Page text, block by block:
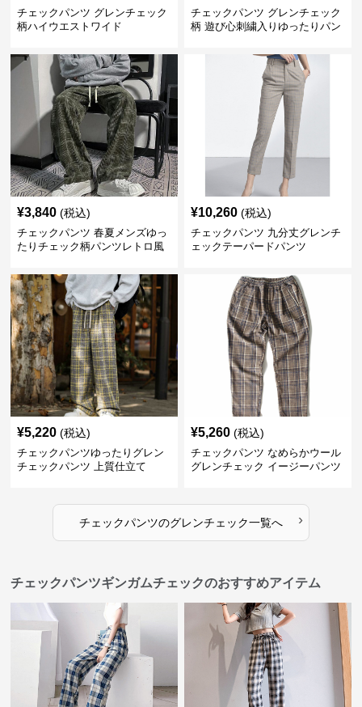
チェックパンツ グレンチェック
柄ハイウエストワイド
チェックパンツ グレンチェック
柄 遊び心刺繍入りゆったりパン
¥3,840 (税込)
チェックパンツ 春夏メンズゆっ
たりチェック柄パンツレトロ風
¥10,260 (税込)
チェックパンツ 九分丈グレンチ
ェックテーパードパンツ
¥5,220 (税込)
チェックパンツゆったりグレン
チェックパンツ 上質仕立て
¥5,260 (税込)
チェックパンツ なめらかウール
グレンチェック イージーパンツ
チェックパンツのグレンチェック一覧へ ›
チェックパンツギンガムチェックのおすすめアイテム